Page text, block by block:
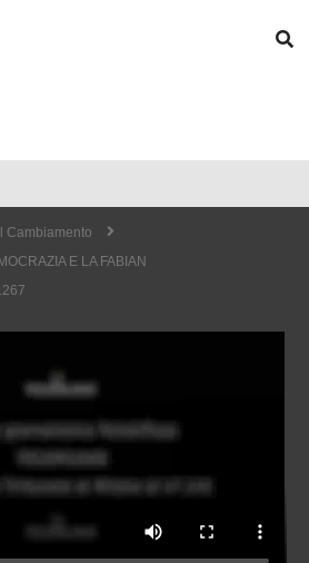
Cambiamento
E LA FABIAN